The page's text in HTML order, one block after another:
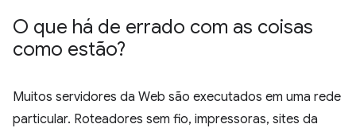
O que há de errado com as coisas
como estão?
Muitos servidores da Web são executados em uma rede
particular. Roteadores sem fio, impressoras, sites da